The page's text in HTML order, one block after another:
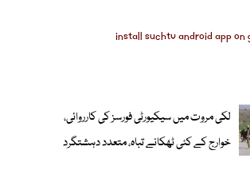
لکی مروت میں سیکیورٹی فورسز کی کارروائی،
خوارج کے کئی ٹھکانے تباہ، متعدد دہشتگرد